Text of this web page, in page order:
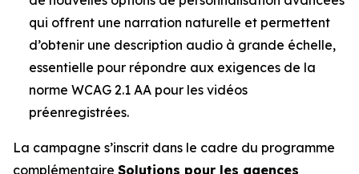
qui offrent une narration naturelle et permettent
d’obtenir une description audio à grande échelle,
essentielle pour répondre aux exigences de la
norme WCAG 2.1 AA pour les vidéos
préenregistrées.
La campagne s’inscrit dans le cadre du programme
complémentaire Solutions pour les agences